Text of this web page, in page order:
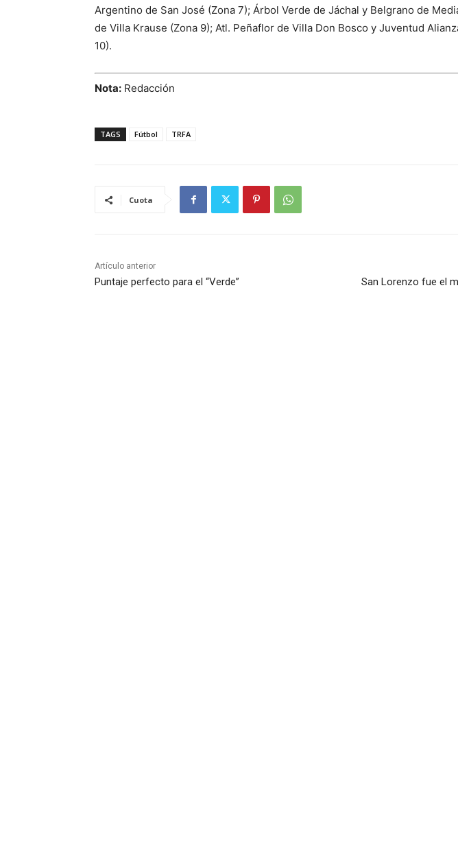
Argentino de San José (Zona 7); Árbol Verde de Jáchal y Belgrano de
de Villa Krause (Zona 9); Atl. Peñaflor de Villa Don Bosco y Juventud
10).
Nota: Redacción
TAGS Fútbol TRFA
Cuota
Artículo anterior
Puntaje perfecto para el “Verde”
San Lorenzo fue el